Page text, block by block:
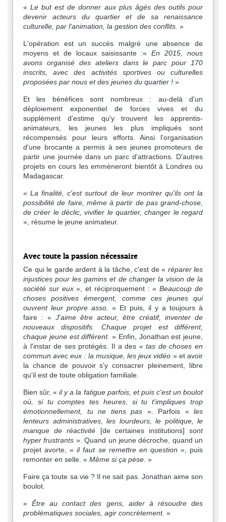
«Le but est de donner aux plus âgés des outils pour
devenir acteurs du quartier et de sa renaissance
culturelle, par l'animation, la gestion des conflits. »
L'opération est un succès malgré une absence de
moyens et de locaux saisissante :« En 2015, nous
avons organisé des ateliers dans le parc pour 170
inscrits, avec des activités sportives ou culturelles
proposées par nous et des jeunes du quartier ! »
Et les bénéfices sont nombreux : au-delà d'un
déploiement exponentiel de forces vives et du
supplément d'estime qu'y trouvent les apprentis-
animateurs, les jeunes les plus impliqués sont
récompensés pour leurs efforts. Ainsi l'organisation
d'une brocante a permis à ses jeunes promoteurs de
partir une journée dans un parc d'attractions. D'autres
projets en cours les emmèneront bientôt à Londres ou
Madagascar.
«La finalité, c'est surtout de leur montrer qu'ils ont la
possibilité de faire, même à partir de pas grand-chose,
de créer le déclic, vivifier le quartier, changer le regard
», résume le jeune animateur.
Avec toute la passion nécessaire
Ce qui le garde ardent à la tâche, c'est de « réparer les
injustices pour les gamins et de changer la vision de la
société sur eux», et réciproquement : « Beaucoup de
choses positives émergent, comme ces jeunes qui
ouvrent leur propre asso.
» Et puis, il y a toujours à
faire : « J'aime être acteur, être créatif, inventer de
nouveaux dispositifs. Chaque projet est différent,
chaque jeune est différent. » Enfin, Jonathan est jeune,
à l'instar de ses protégés. Il a des « tas de choses en
commun avec eux : la musique, les jeux vidéo » et avoir
la chance de pouvoir s'y consacrer pleinement, libre
qu'il est de toute obligation familiale.
Bien sûr, « il y a la fatigue parfois, et puis c'est un boulot
où, si tu comptes tes heures, si tu t'impliques trop
émotionnellement, tu ne tiens pas ». Parfois « les
lenteurs administratives, les lourdeurs, le politique, le
manque de réactivité [de certaines institutions] sont
hyper frustrants ». Quand un jeune décroche, quand un
projet avorte, «il faut se remettre en question », puis
remonter en selle. « Même si ça pèse. »
Faire ça toute sa vie ? Il ne sait pas. Jonathan aime son
boulot.
«Être au contact des gens, aider à résoudre des
problématiques sociales, agir concrètement. »